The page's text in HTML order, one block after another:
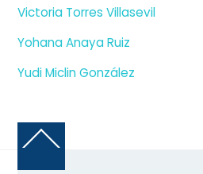
Victoria Torres Villasevil
Yohana Anaya Ruiz
Yudi Miclin González
Back